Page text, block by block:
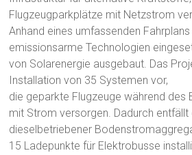
Flugzeugparkplätze mit Netzstrom
Anhand eines umfassenden
emissionsarme Technologien
von Solarenergie ausgebaut. Das
Installation von 35 Systemen vor,
die geparkte Flugzeuge während des
mit Strom versorgen. Dadurch entfällt
dieselbetriebener
15 Ladepunkte für Elektrobusse